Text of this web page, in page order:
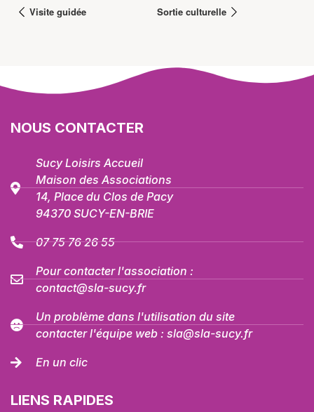
Visite guidée Sortie culturelle
NOUS CONTACTER
Sucy Loisirs Accueil
Maison des Associations
14, Place du Clos de Pacy
94370 SUCY-EN-BRIE
07 75 76 26 55
Pour contacter l'association :
contact@sla-sucy.fr
Un problème dans l'utilisation du site
contacter l'équipe web : sla@sla-sucy.fr
En un clic
LIENS RAPIDES